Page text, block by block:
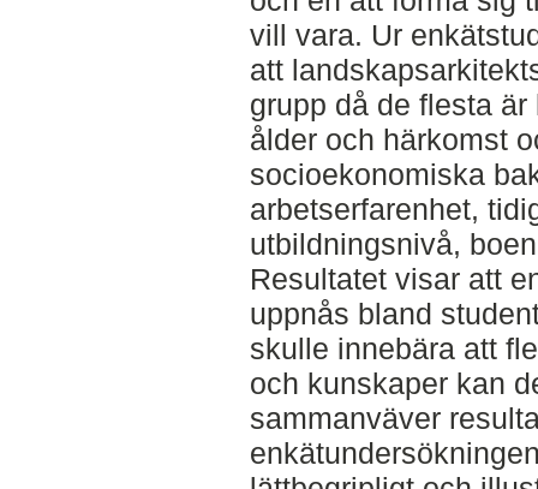
vill vara. Ur
att
grupp då de flesta
ålder och härkomst
socioekonomiska
arbetserfarenhet,
utbildningsnivå,
Resultatet visar att
uppnås bland
skulle innebära att
och kunskaper kan
sammanväver